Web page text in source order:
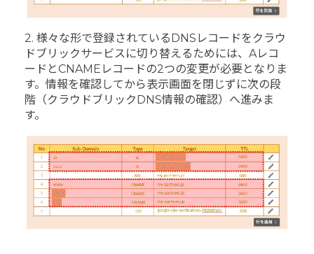
2. 様々な形で登録されているDNSレコードをクラウ
ドブリックサービスに切り替えるためには、Aレコ
ードとCNAMEレコードの2つの変更が必要となりま
す。情報を確認してから表示画面を閉じずに次の段
階（クラウドブリックDNS情報の確認）へ進みま
す。